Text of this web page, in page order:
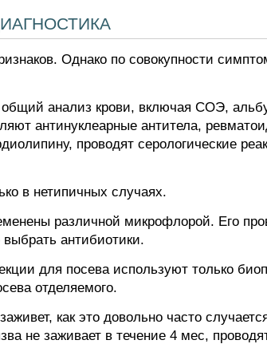
Однако по совокупности
анализ крови, включая СОЭ,
антинуклеарные антитела,
проводят серологические
в нетипичных случаях.
различной микрофлорой. Его
антибиотики.
для посева используют только
отделяемого.
как это довольно часто
не заживает в течение 4 мес,